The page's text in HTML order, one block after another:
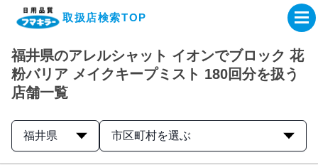
取扱店検索TOP
企業・IR情報サイト
オンラインショップ
福井県のアレルシャット イオンでブロック 花
粉バリア メイクキープミスト 180回分を扱う
店舗一覧
福井県 市区町村を選ぶ